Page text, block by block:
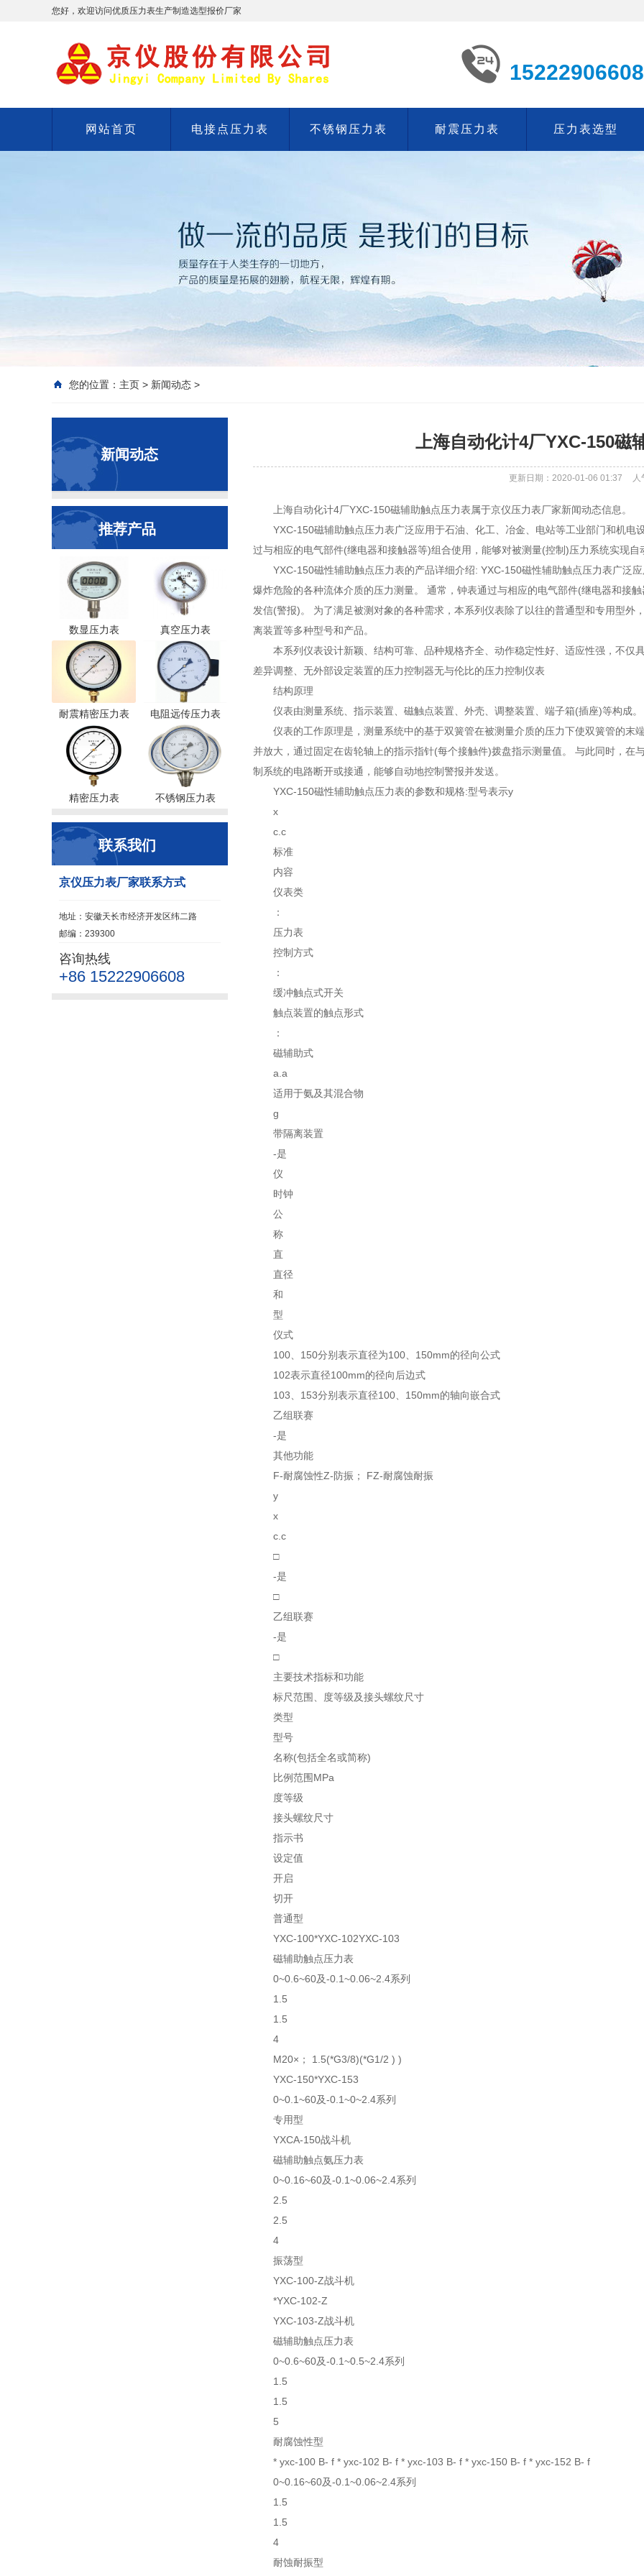
您好，欢迎访问优质压力表生产制造选型报价厂家
15222906608
网站首页 电接点压力表 不锈钢压力表 耐震压力表 压力表选型
您的位置： 主页 > 新闻动态 >
新闻动态
推荐产品
数显压力表 真空压力表
耐震精密压力表 电阻远传压力表
精密压力表 不锈钢压力表
联系我们
京仪压力表厂家联系方式
地址：安徽天长市经济开发区纬二路
邮编：239300
咨询热线
+86 15222906608
上海自动化计4厂YXC-150磁
更新日期：2020-01-06 01:37 人
上海自动化计4厂YXC-150磁辅助触点压力表属于京仪压力表厂家新闻动态信息。
YXC-150磁辅助触点压力表广泛应用于石油、化工、冶金、电站等工业部门和机
过与相应的电气部件(继电器和接触器等)组合使用，能够对被测量(控制)压力系统实现自
YXC-150磁性辅助触点压力表的产品详细介绍: YXC-150磁性辅助触点压力表广泛
爆炸危险的各种流体介质的压力测量。 通常，钟表通过与相应的电气部件(继电器和接
发信(警报)。 为了满足被测对象的各种需求，本系列仪表除了以往的普通型和专用型外
离装置等多种型号和产品。
本系列仪表设计新颖、结构可靠、品种规格齐全、动作稳定性好、适应性强，不仅
差异调整、无外部设定装置的压力控制器无与伦比的压力控制仪表
结构原理
仪表由测量系统、指示装置、磁触点装置、外壳、调整装置、端子箱(插座)等构成。
仪表的工作原理是，测量系统中的基于双簧管在被测量介质的压力下使双簧管的末
并放大，通过固定在齿轮轴上的指示指针(每个接触件)拨盘指示测量值。 与此同时，
制系统的电路断开或接通，能够自动地控制警报并发送。
YXC-150磁性辅助触点压力表的参数和规格:型号表示y
x
c.c
标准
内容
仪表类
：
压力表
控制方式
：
缓冲触点式开关
触点装置的触点形式
：
磁辅助式
a.a
适用于氨及其混合物
g
带隔离装置
-是
仪
时钟
公
称
直
直径
和
型
仪式
100、150分别表示直径为100、150mm的径向公式
102表示直径100mm的径向后边式
103、153分别表示直径100、150mm的轴向嵌合式
乙组联赛
-是
其他功能
F-耐腐蚀性Z-防振； FZ-耐腐蚀耐振
y
x
c.c
□
-是
□
乙组联赛
-是
□
主要技术指标和功能
标尺范围、度等级及接头螺纹尺寸
类型
型号
名称(包括全名或简称)
比例范围MPa
度等级
接头螺纹尺寸
指示书
设定值
开启
切开
普通型
YXC-100*YXC-102YXC-103
磁辅助触点压力表
0~0.6~60及-0.1~0.06~2.4系列
1.5
1.5
4
M20×； 1.5(*G3/8)(*G1/2 ) )
YXC-150*YXC-153
0~0.1~60及-0.1~0~2.4系列
专用型
YXCA-150战斗机
磁辅助触点氨压力表
0~0.16~60及-0.1~0.06~2.4系列
2.5
2.5
4
振荡型
YXC-100-Z战斗机
*YXC-102-Z
YXC-103-Z战斗机
磁辅助触点压力表
0~0.6~60及-0.1~0.5~2.4系列
1.5
1.5
5
耐腐蚀性型
* yxc-100 B- f * yxc-102 B- f * yxc-103 B- f * yxc-150 B- f * yxc-152 B- f
0~0.16~60及-0.1~0.06~2.4系列
1.5
1.5
4
耐蚀耐振型